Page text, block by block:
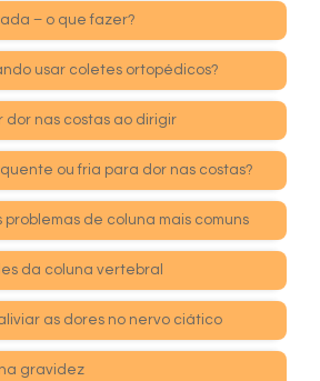
– o que fazer?
usar coletes ortopédicos?
dor nas costas ao dirigir
ou fria para dor nas costas?
problemas de coluna mais comuns
da coluna vertebral
as dores no nervo ciático
gravidez